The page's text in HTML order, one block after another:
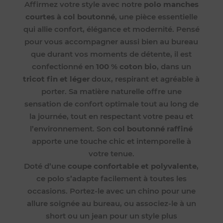
Affirmez votre style avec notre polo manches
courtes à col boutonné, une pièce essentielle
qui allie confort, élégance et modernité. Pensé
pour vous accompagner aussi bien au bureau
que durant vos moments de détente, il est
confectionné en 100 % coton bio, dans un
tricot fin et léger doux, respirant et agréable à
porter. Sa matière naturelle offre une
sensation de confort optimale tout au long de
la journée, tout en respectant votre peau et
l’environnement. Son col boutonné raffiné
apporte une touche chic et intemporelle à
votre tenue.
Doté d’une coupe confortable et polyvalente,
ce polo s’adapte facilement à toutes les
occasions. Portez-le avec un chino pour une
allure soignée au bureau, ou associez-le à un
short ou un jean pour un style plus